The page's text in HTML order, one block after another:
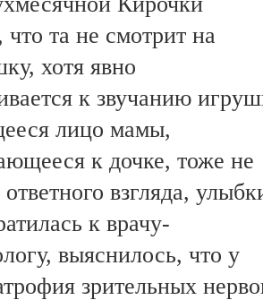
что та не смотрит на
хотя явно
к звучанию
лицо мамы,
к дочке, тоже не
взгляда,
к врачу-
выяснилось, что у
зрительных